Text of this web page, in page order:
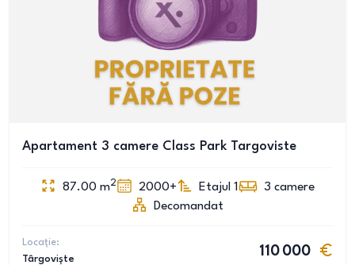
Apartament 3 camere Class Park Targoviste
87.00 m2 2000+ Etajul 1 3 camere
Decomandat
Locație:
Târgoviște
110 000